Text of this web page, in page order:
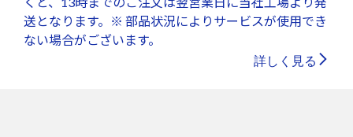
送となります。※ 部品状況によりサービスが使用でき
ない場合がございます。
詳しく見る